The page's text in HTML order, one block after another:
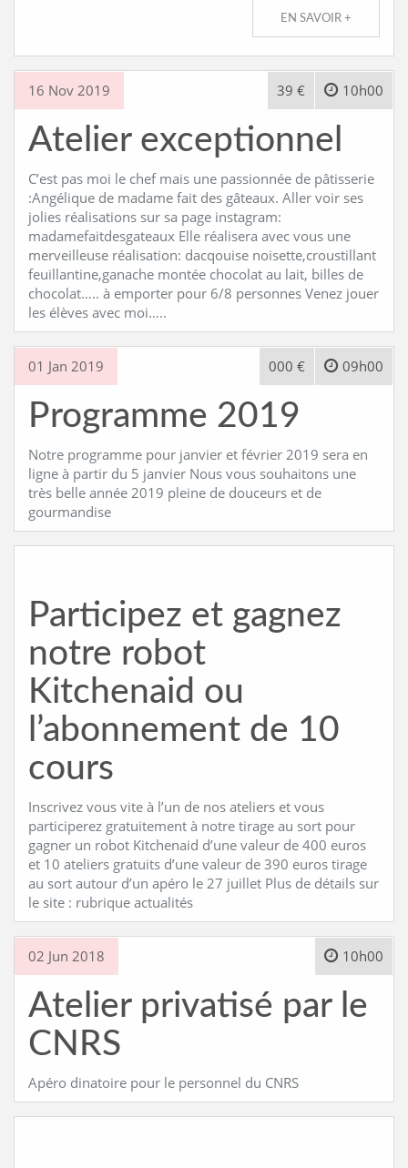
EN SAVOIR +
16 Nov 2019 10h00
39 €
Atelier exceptionnel
C’est pas moi le chef mais une passionnée de pâtisserie
:Angélique de madame fait des gâteaux. Aller voir ses
jolies réalisations sur sa page instagram:
madamefaitdesgateaux Elle réalisera avec vous une
merveilleuse réalisation: dacqouise noisette,croustillant
feuillantine,ganache montée chocolat au lait, billes de
chocolat….. à emporter pour 6/8 personnes Venez jouer
les élèves avec moi…..
01 Jan 2019 09h00
000 €
Programme 2019
Notre programme pour janvier et février 2019 sera en
ligne à partir du 5 janvier Nous vous souhaitons une
très belle année 2019 pleine de douceurs et de
gourmandise
Participez et gagnez
notre robot
Kitchenaid ou
l’abonnement de 10
cours
Inscrivez vous vite à l’un de nos ateliers et vous
participerez gratuitement à notre tirage au sort pour
gagner un robot Kitchenaid d’une valeur de 400 euros
et 10 ateliers gratuits d’une valeur de 390 euros tirage
au sort autour d’un apéro le 27 juillet Plus de détails sur
le site : rubrique actualités
02 Jun 2018 10h00
Atelier privatisé par le
CNRS
Apéro dinatoire pour le personnel du CNRS